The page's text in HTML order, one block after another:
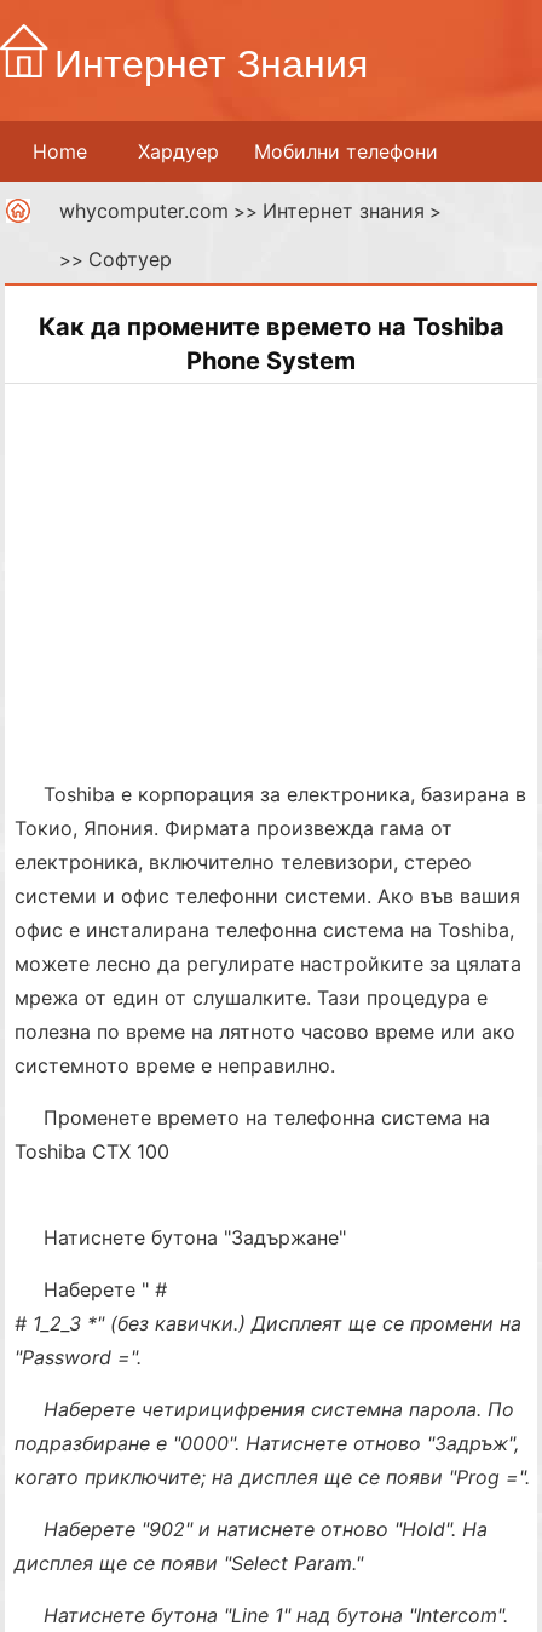
Интернет Знания
Home Хардуер Мобилни телефони
Принтери Мрежи Интернет
Дигитални медии
whycomputer.com >> Интернет знания >
>> Софтуер
Как да промените времето на Toshiba
Phone System
Toshiba е корпорация за електроника, базирана в
Токио, Япония. Фирмата произвежда гама от
електроника, включително телевизори, стерео
системи и офис телефонни системи. Ако във вашия
офис е инсталирана телефонна система на Toshiba,
можете лесно да регулирате настройките за цялата
мрежа от един от слушалките. Тази процедура е
полезна по време на лятното часово време или ако
системното време е неправилно.
Променете времето на телефонна система на
Toshiba CTX 100
Натиснете бутона "Задържане"
Наберете " #
# 1_2_3 *" (без кавички.) Дисплеят ще се промени на
"Password =".
Наберете четирицифрения системна парола. По
подразбиране е "0000". Натиснете отново "Задръж",
когато приключите; на дисплея ще се появи "Prog =".
Наберете "902" и натиснете отново "Hold". На
дисплея ще се появи "Select Param."
Натиснете бутона "Line 1" над бутона "Intercom".